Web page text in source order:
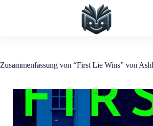
Zusammenfassung von “First Lie Wins” von